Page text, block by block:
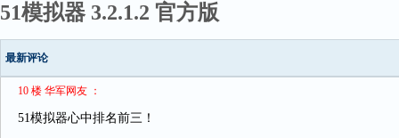
51模拟器 3.2.1.2 官方版
最新评论
10 楼 华军网友 ：
51模拟器心中排名前三！